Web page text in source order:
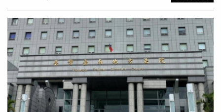
判，李、楊均遭判刑及褫奪公權，犯罪所得320萬元一併沒
收。
3月14日凌晨3時32分購買一把雕刻刀，當天曾因情緒失控
輕生未遂，中午又前往黃男住處尋人未果，直到晚間10時
許，在新光三越小北門店外騎樓堵住剛下班的黃男，對方表
示自己沒有性病、不願再糾纏，姚男隨即拿出預藏雕刻刀，
朝黃男頸部、胸部及腹部等處猛刺，共造成13處銳器傷。黃
男經送成功大學醫院搶救，仍因多發性割刺傷造成血管割
裂、內臟穿刺，大量失血併發血氣胸，引發低容積性休克，
於翌日凌晨1時37分宣告不治。檢方認為，姚男預先購刀、
埋伏等候並持刀行凶，涉犯殺人罪，且兩人曾具同性伴侶及
同居關係，屬《家庭暴力防治法》所稱家庭成員，因此建請